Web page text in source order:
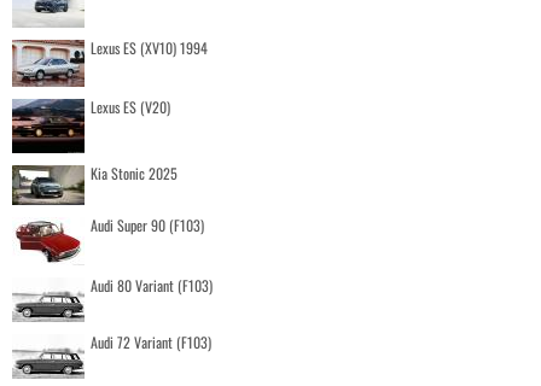
Lexus ES (XV10) 1994
Lexus ES (V20)
Kia Stonic 2025
Audi Super 90 (F103)
Audi 80 Variant (F103)
Audi 72 Variant (F103)